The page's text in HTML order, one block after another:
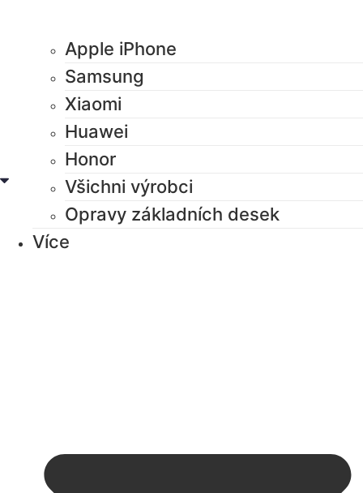
Apple iPhone
Samsung
Xiaomi
Huawei
Honor
Všichni výrobci
Opravy základních desek
Více